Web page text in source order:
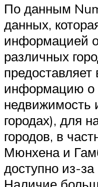
По данным
данных,
информацией
различных
информацию о
недвижимость
городах), для
городов, в
Мюнхена и
доступно из-за